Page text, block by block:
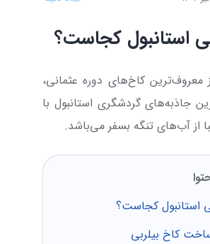
تومان
استانبول کجاست؟
معروف‌ترین کاخ‌های دوره عثمانی،
جاذبه‌های گردشگری استانبول با
از آب‌های تنگه بسفر می‌باشد.
استانبول کجاست؟
کاخ بیلربی